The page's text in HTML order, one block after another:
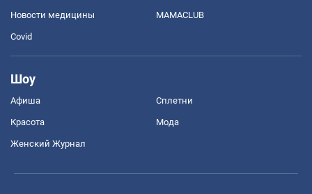
Новости медицины MAMACLUB
Covid
Шоу
Афиша Сплетни
Красота Мода
Женский Журнал